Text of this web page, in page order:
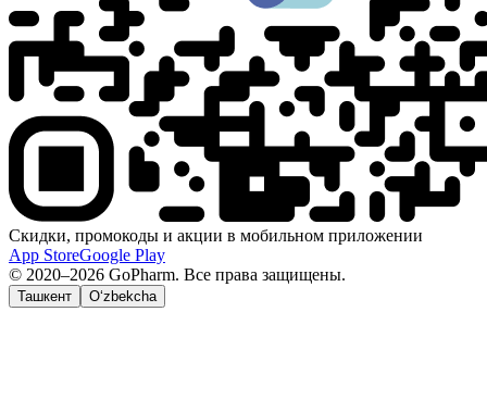
Скидки, промокоды и акции в мобильном приложении
App StoreGoogle Play
© 2020–2026 GoPharm. Все права защищены.
Ташкент O‘zbekcha